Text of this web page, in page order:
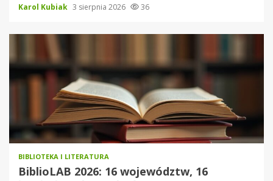
Karol Kubiak 3 sierpnia 2026 36
BIBLIOTEKA I LITERATURA
BiblioLAB 2026: 16 województw, 16